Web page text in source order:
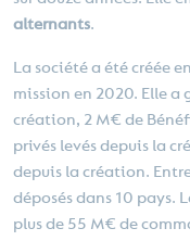
alternants.
La société a été créée
mission en 2020. Elle a
création, 2 M€ de
privés levés depuis la
depuis la création.
déposés dans 10 pays.
plus de 55 M€ de